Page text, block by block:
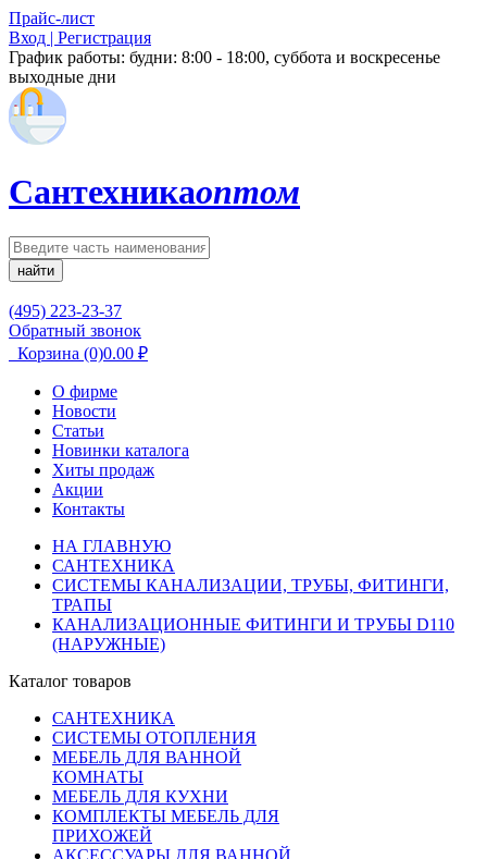
Прайс-лист
Вход | Регистрация
График работы: будни: 8:00 - 18:00, суббота и воскресенье
выходные дни
Сантехникаоптом
найти
(495) 223-23-37
Обратный звонок
Корзина (0)0.00 ₽
О фирме
Новости
Статьи
Новинки каталога
Хиты продаж
Акции
Контакты
НА ГЛАВНУЮ
САНТЕХНИКА
СИСТЕМЫ КАНАЛИЗАЦИИ, ТРУБЫ, ФИТИНГИ,
ТРАПЫ
КАНАЛИЗАЦИОННЫЕ ФИТИНГИ И ТРУБЫ D110
(НАРУЖНЫЕ)
Каталог товаров
САНТЕХНИКА
СИСТЕМЫ ОТОПЛЕНИЯ
МЕБЕЛЬ ДЛЯ ВАННОЙ
КОМНАТЫ
МЕБЕЛЬ ДЛЯ КУХНИ
КОМПЛЕКТЫ МЕБЕЛЬ ДЛЯ
ПРИХОЖЕЙ
АКСЕССУАРЫ ДЛЯ ВАННОЙ